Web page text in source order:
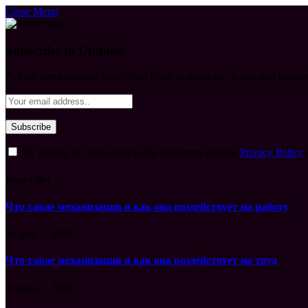
Close Menu
Privacy Policy
Что такое механизация и как она воздействует на работу
Что такое механизация и как она воздействует на труд